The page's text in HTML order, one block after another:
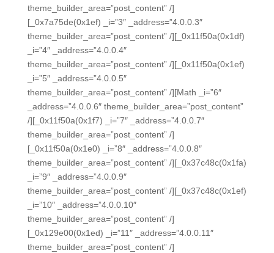
theme_builder_area=”post_content” /]
[_0x7a75de(0x1ef) _i=”3″ _address=”4.0.0.3″
theme_builder_area=”post_content” /][_0x11f50a(0x1df)
_i=”4″ _address=”4.0.0.4″
theme_builder_area=”post_content” /][_0x11f50a(0x1ef)
_i=”5″ _address=”4.0.0.5″
theme_builder_area=”post_content” /][Math _i=”6″
_address=”4.0.0.6″ theme_builder_area=”post_content”
/][_0x11f50a(0x1f7) _i=”7″ _address=”4.0.0.7″
theme_builder_area=”post_content” /]
[_0x11f50a(0x1e0) _i=”8″ _address=”4.0.0.8″
theme_builder_area=”post_content” /][_0x37c48c(0x1fa)
_i=”9″ _address=”4.0.0.9″
theme_builder_area=”post_content” /][_0x37c48c(0x1ef)
_i=”10″ _address=”4.0.0.10″
theme_builder_area=”post_content” /]
[_0x129e00(0x1ed) _i=”11″ _address=”4.0.0.11″
theme_builder_area=”post_content” /]